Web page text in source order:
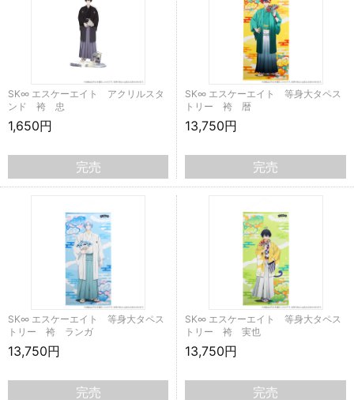
SK∞ エスケーエイト アクリルスタ
ンド 袴 忠
1,650円
完売
SK∞ エスケーエイト 等身大タペス
トリー 袴 暦
13,750円
完売
SK∞ エスケーエイト 等身大タペス
トリー 袴 ランガ
13,750円
完売
SK∞ エスケーエイト 等身大タペス
トリー 袴 実也
13,750円
完売